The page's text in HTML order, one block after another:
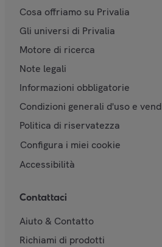
Cosa offriamo su Privalia
Gli universi di Privalia
Motore di ricerca
Note legali
Informazioni obbligatorie
Condizioni generali d'uso e
Politica di riservatezza
Configura i miei cookie
Accessibilità
Contattaci
Aiuto & Contatto
Richiami di prodotti